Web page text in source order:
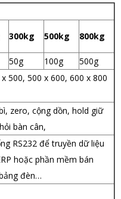
300kg 500kg 800kg
50g 100g
500g
500, 500 x 600, 600 x 800
zero, cộng dồn, hold giữ
bàn cân,
RS232 để truyền dữ liệu
hoặc phần mềm bán
đèn…